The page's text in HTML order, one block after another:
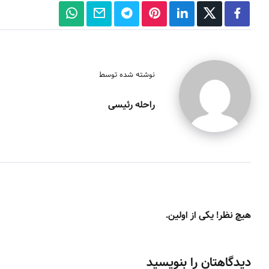
نوشته شده توسط
راحله رئیسی
هیچ نظر! یکی از اولین.
دیدگاهتان را بنویسید